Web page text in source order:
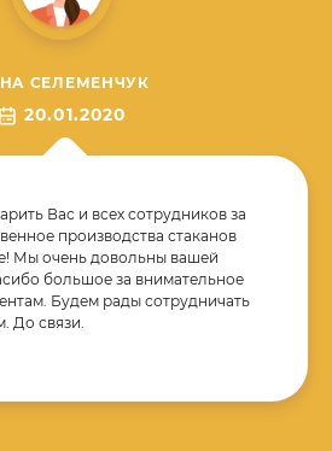
нас пакеты с прямоугольным дном, с
дизайном, а также без рисунка.
СЕЛЕМЕНЧУК
20.01.2020
Вас и всех сотрудников за
производства стаканов
Мы очень довольны вашей
большое за внимательное
Будем рады сотрудничать
До связи.